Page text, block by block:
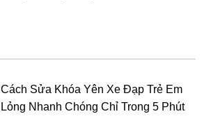
Cách Sửa Khóa Yên Xe Đạp Trẻ Em
Lỏng Nhanh Chóng Chỉ Trong 5 Phút